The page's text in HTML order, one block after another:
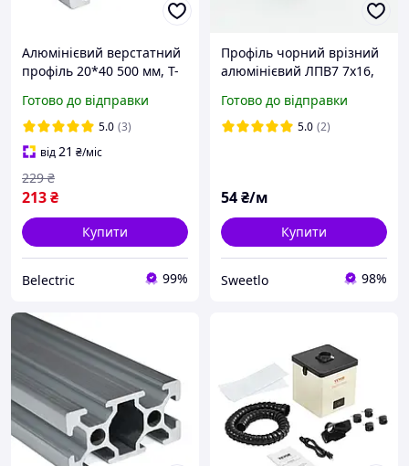
Алюмінієвий верстатний
профіль 20*40 500 мм, T-
Готово до відправки
5.0 (3)
від21 ₴/міс
213₴
229 ₴
Купити
Belectric 99%
Профіль чорний врізний
алюмінієвий ЛПВ7 7х16,
розсіювачем
Готово до відправки
5.0 (2)
54₴/м
Купити
Sweetlo 98%